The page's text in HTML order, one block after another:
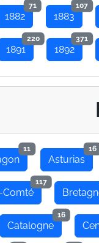
1882
71
1883
107
1891
220
1892
371
11
Asturias
16
Comté
117
Catalogne
16